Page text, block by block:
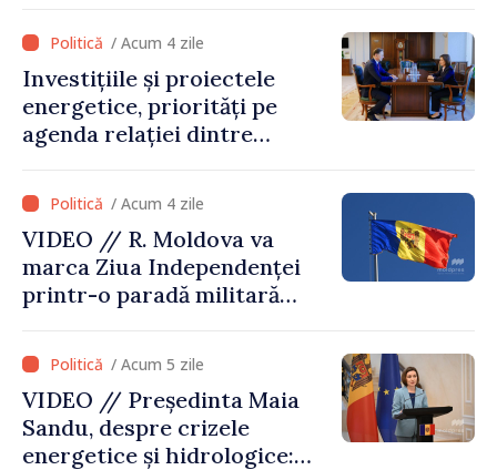
nevoie de multă energie și
stabilitate pentru a reuși”
/ Acum 4 zile
Investițiile și proiectele
energetice, priorități pe
agenda relației dintre
/ Acum 4 zile
VIDEO // R. Moldova va
marca Ziua Independenței
printr-o paradă militară
„Evenimentul reflectă
eforturile pentru
consolidarea capacităților
de apărare”
/ Acum 5 zile
VIDEO // Președinta Maia
Sandu, despre crizele
energetice și hidrologice: